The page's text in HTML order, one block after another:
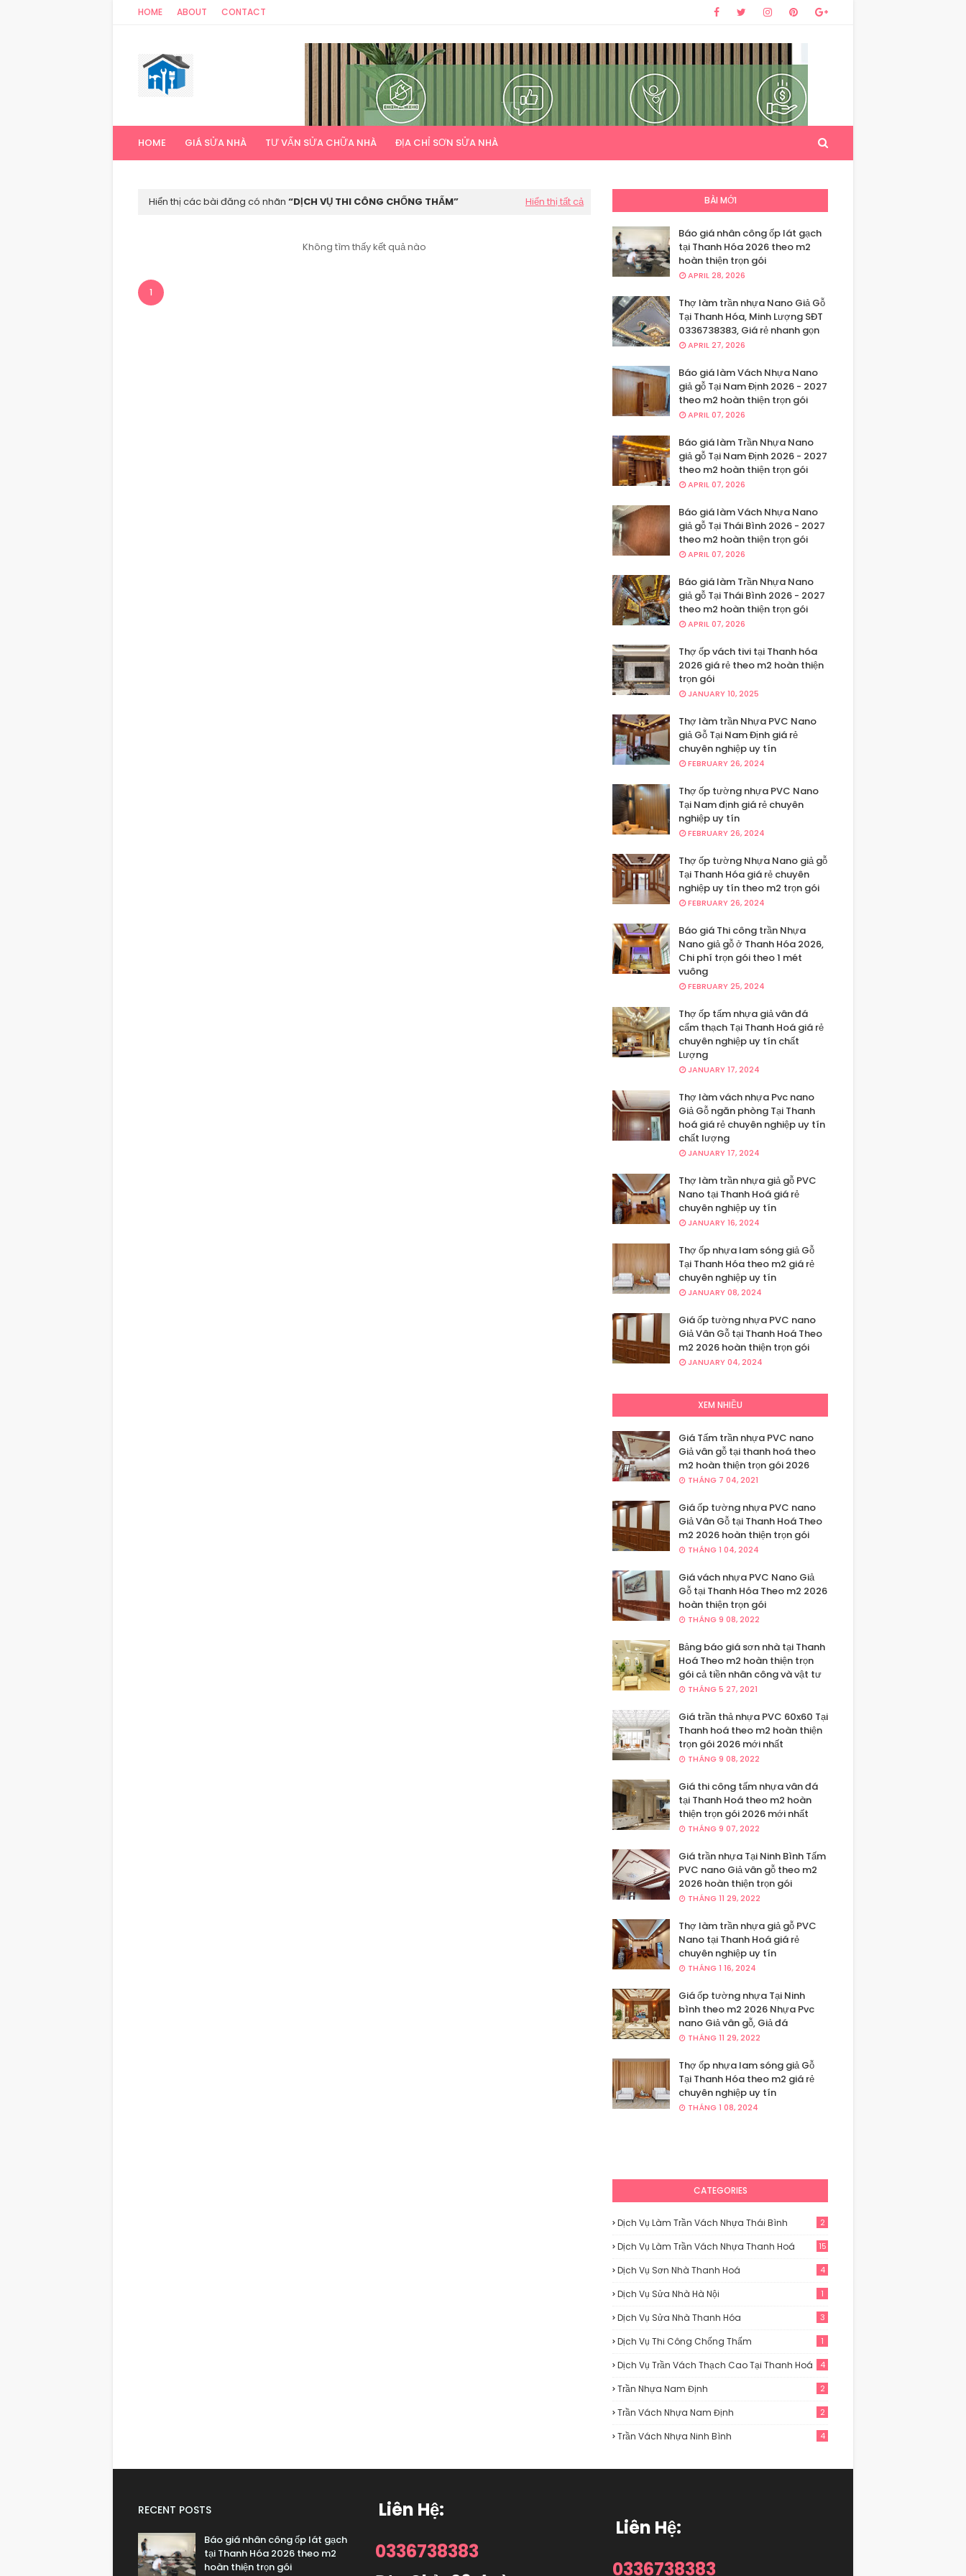
HOME ABOUT CONTACT
HOME GIÁ SỬA NHÀ TƯ VẤN SỬA CHỮA NHÀ ĐỊA CHỈ SƠN SỬA NHÀ
Hiển thị các bài đăng có nhãn DỊCH VỤ THI CÔNG CHỐNG THẤM Hiển thị tất cả
Không tìm thấy kết quả nào
1
BÀI MỚI
Báo giá nhân công ốp lát gạch
tại Thanh Hóa 2026 theo m2
hoàn thiện trọn gói
APRIL 28, 2026
Thợ làm trần nhựa Nano Giả Gỗ
Tại Thanh Hóa, Minh Lượng SĐT
0336738383, Giá rẻ nhanh gọn
APRIL 27, 2026
Báo giá làm Vách Nhựa Nano
giả gỗ Tại Nam Định 2026 - 2027
theo m2 hoàn thiện trọn gói
APRIL 07, 2026
Báo giá làm Trần Nhựa Nano
giả gỗ Tại Nam Định 2026 - 2027
theo m2 hoàn thiện trọn gói
APRIL 07, 2026
Báo giá làm Vách Nhựa Nano
giả gỗ Tại Thái Bình 2026 - 2027
theo m2 hoàn thiện trọn gói
APRIL 07, 2026
Báo giá làm Trần Nhựa Nano
giả gỗ Tại Thái Bình 2026 - 2027
theo m2 hoàn thiện trọn gói
APRIL 07, 2026
Thợ ốp vách tivi tại Thanh hóa
2026 giá rẻ theo m2 hoàn thiện
trọn gói
JANUARY 10, 2025
Thợ làm trần Nhựa PVC Nano
giả Gỗ Tại Nam Định giá rẻ
chuyên nghiệp uy tín
FEBRUARY 26, 2024
Thợ ốp tường nhựa PVC Nano
Tại Nam định giá rẻ chuyên
nghiệp uy tín
FEBRUARY 26, 2024
Thợ ốp tường Nhựa Nano giả gỗ
Tại Thanh Hóa giá rẻ chuyên
nghiệp uy tín theo m2 trọn gói
FEBRUARY 26, 2024
Báo giá Thi công trần Nhựa
Nano giả gỗ ở Thanh Hóa 2026,
Chi phí trọn gói theo 1 mét
vuông
FEBRUARY 25, 2024
Thợ ốp tấm nhựa giả vân đá
cẩm thạch Tại Thanh Hoá giá rẻ
chuyên nghiệp uy tín chất
Lượng
JANUARY 17, 2024
Thợ làm vách nhựa Pvc nano
Giả Gỗ ngăn phòng Tại Thanh
hoá giá rẻ chuyên nghiệp uy tín
chất lượng
JANUARY 17, 2024
Thợ làm trần nhựa giả gỗ PVC
Nano tại Thanh Hoá giá rẻ
chuyên nghiệp uy tín
JANUARY 16, 2024
Thợ ốp nhựa lam sóng giả Gỗ
Tại Thanh Hóa theo m2 giá rẻ
chuyên nghiệp uy tín
JANUARY 08, 2024
Giá ốp tường nhựa PVC nano
Giả Vân Gỗ tại Thanh Hoá Theo
m2 2026 hoàn thiện trọn gói
JANUARY 04, 2024
XEM NHIỀU
Giá Tấm trần nhựa PVC nano
Giả vân gỗ tại thanh hoá theo
m2 hoàn thiện trọn gói 2026
THÁNG 7 04, 2021
Giá ốp tường nhựa PVC nano
Giả Vân Gỗ tại Thanh Hoá Theo
m2 2026 hoàn thiện trọn gói
THÁNG 1 04, 2024
Giá vách nhựa PVC Nano Giả
Gỗ tại Thanh Hóa Theo m2 2026
hoàn thiện trọn gói
THÁNG 9 08, 2022
Bảng báo giá sơn nhà tại Thanh
Hoá Theo m2 hoàn thiện trọn
gói cả tiền nhân công và vật tư
THÁNG 5 27, 2021
Giá trần thả nhựa PVC 60x60 Tại
Thanh hoá theo m2 hoàn thiện
trọn gói 2026 mới nhất
THÁNG 9 08, 2022
Giá thi công tấm nhựa vân đá
tại Thanh Hoá theo m2 hoàn
thiện trọn gói 2026 mới nhất
THÁNG 9 07, 2022
Giá trần nhựa Tại Ninh Bình Tấm
PVC nano Giả vân gỗ theo m2
2026 hoàn thiện trọn gói
THÁNG 11 29, 2022
Thợ làm trần nhựa giả gỗ PVC
Nano tại Thanh Hoá giá rẻ
chuyên nghiệp uy tín
THÁNG 1 16, 2024
Giá ốp tường nhựa Tại Ninh
bình theo m2 2026 Nhựa Pvc
nano Giả vân gỗ, Giả đá
THÁNG 11 29, 2022
Thợ ốp nhựa lam sóng giả Gỗ
Tại Thanh Hóa theo m2 giá rẻ
chuyên nghiệp uy tín
THÁNG 1 08, 2024
CATEGORIES
Dịch Vụ Làm Trần Vách Nhựa Thái Bình 2
Dịch Vụ Làm Trần Vách Nhựa Thanh Hoá 15
Dịch Vụ Sơn Nhà Thanh Hoá 4
Dịch Vụ Sửa Nhà Hà Nội 1
Dịch Vụ Sửa Nhà Thanh Hóa 3
Dịch Vụ Thi Công Chống Thấm 1
Dịch Vụ Trần Vách Thạch Cao Tại Thanh Hoá 4
Trần Nhựa Nam Định 2
Trần Vách Nhựa Nam Định 2
Trần Vách Nhựa Ninh Bình 4
RECENT POSTS
Báo giá nhân công ốp lát gạch
tại Thanh Hóa 2026 theo m2
hoàn thiện trọn gói
Liên Hệ:
0336738383
Liên Hệ:
0336738383